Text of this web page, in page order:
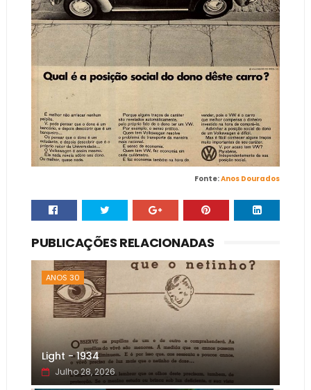
Fonte:Anos Dourados
PUBLICAÇÕES RELACIONADAS
ANOS 30
Light - 1934
Julho 28, 2026